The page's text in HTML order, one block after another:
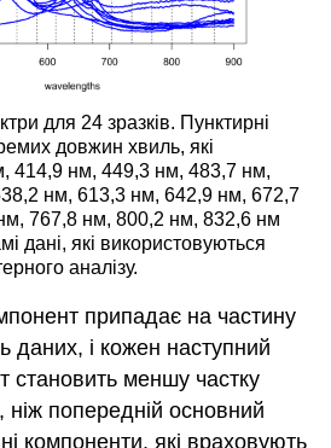
для 24 зразків. Пунктирні
довжин хвиль, які
414,9 нм, 449,3 нм, 483,7 нм,
нм, 613,3 нм, 642,9 нм, 672,7
767,8 нм, 800,2 нм, 832,6 нм
дані, які використовуються
аналізу.
припадає на частину
даних, і кожен наступний
становить меншу частку
ніж попередній основний
компоненти, які враховують